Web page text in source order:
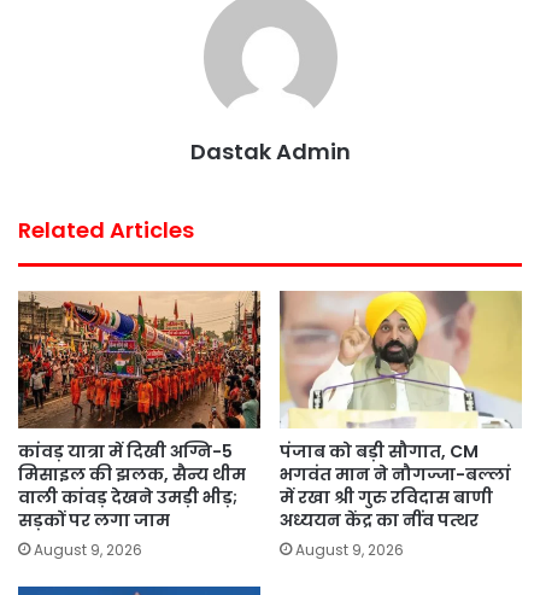
Dastak Admin
Related Articles
कांवड़ यात्रा में दिखी अग्नि-5
मिसाइल की झलक, सैन्य थीम
वाली कांवड़ देखने उमड़ी भीड़;
सड़कों पर लगा जाम
August 9, 2026
पंजाब को बड़ी सौगात, CM
भगवंत मान ने नौगज्जा-बल्लां
में रखा श्री गुरु रविदास बाणी
अध्ययन केंद्र का नींव पत्थर
August 9, 2026